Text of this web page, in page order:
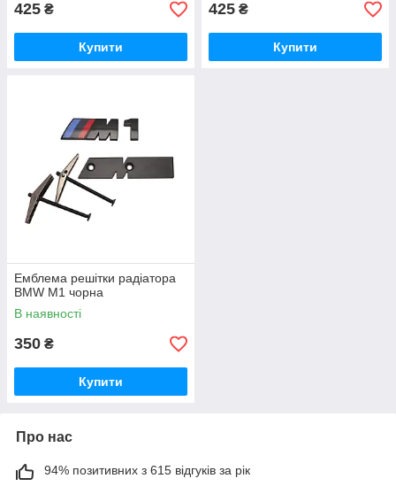
425 ₴
Купити
425 ₴
Купити
Емблема решітки радіатора
BMW M1 чорна
В наявності
350 ₴
Купити
Про нас
94% позитивних з 615 відгуків за рік